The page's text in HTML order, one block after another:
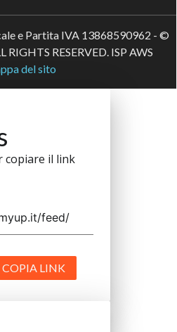
e Partita IVA 13868590962 - ©
RESERVED. ISP AWS
del sito
copiare il link
COPIA LINK